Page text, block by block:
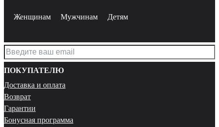
Женщинам Мужчинам Детям
ПОКУПАТЕЛЮ
Доставка и оплата
Возврат
Гарантии
Бонусная программа